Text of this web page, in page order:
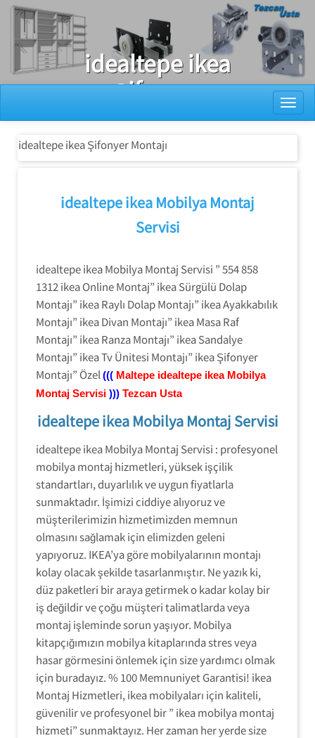
Ray Dolap Tamiri
idealtepe ikea
Şifonyer
Montajı
idealtepe ikea Şifonyer Montajı
idealtepe ikea Mobilya Montaj
Servisi
idealtepe ikea Mobilya Montaj Servisi ” 554 858
1312 ikea Online Montaj” ikea Sürgülü Dolap
Montajı” ikea Raylı Dolap Montajı” ikea Ayakkabılık
Montajı” ikea Divan Montajı” ikea Masa Raf
Montajı” ikea Ranza Montajı” ikea Sandalye
Montajı” ikea Tv Ünitesi Montajı” ikea Şifonyer
Montajı” Özel ((( Maltepe idealtepe ikea Mobilya
Montaj Servisi ))) Tezcan Usta
idealtepe ikea Mobilya Montaj Servisi
idealtepe ikea Mobilya Montaj Servisi : profesyonel
mobilya montaj hizmetleri, yüksek işçilik
standartları, duyarlılık ve uygun fiyatlarla
sunmaktadır. İşimizi ciddiye alıyoruz ve
müşterilerimizin hizmetimizden memnun
olmasını sağlamak için elimizden geleni
yapıyoruz. IKEA’ya göre mobilyalarının montajı
kolay olacak şekilde tasarlanmıştır. Ne yazık ki,
düz paketleri bir araya getirmek o kadar kolay bir
iş değildir ve çoğu müşteri talimatlarda veya
montaj işleminde sorun yaşıyor. Mobilya
kitapçığımızın mobilya kitaplarında stres veya
hasar görmesini önlemek için size yardımcı olmak
için buradayız. % 100 Memnuniyet Garantisi! ikea
Montaj Hizmetleri, ikea mobilyaları için kaliteli,
güvenilir ve profesyonel bir ” ikea mobilya montaj
hizmeti” sunmaktayız. Her zaman her yerde size